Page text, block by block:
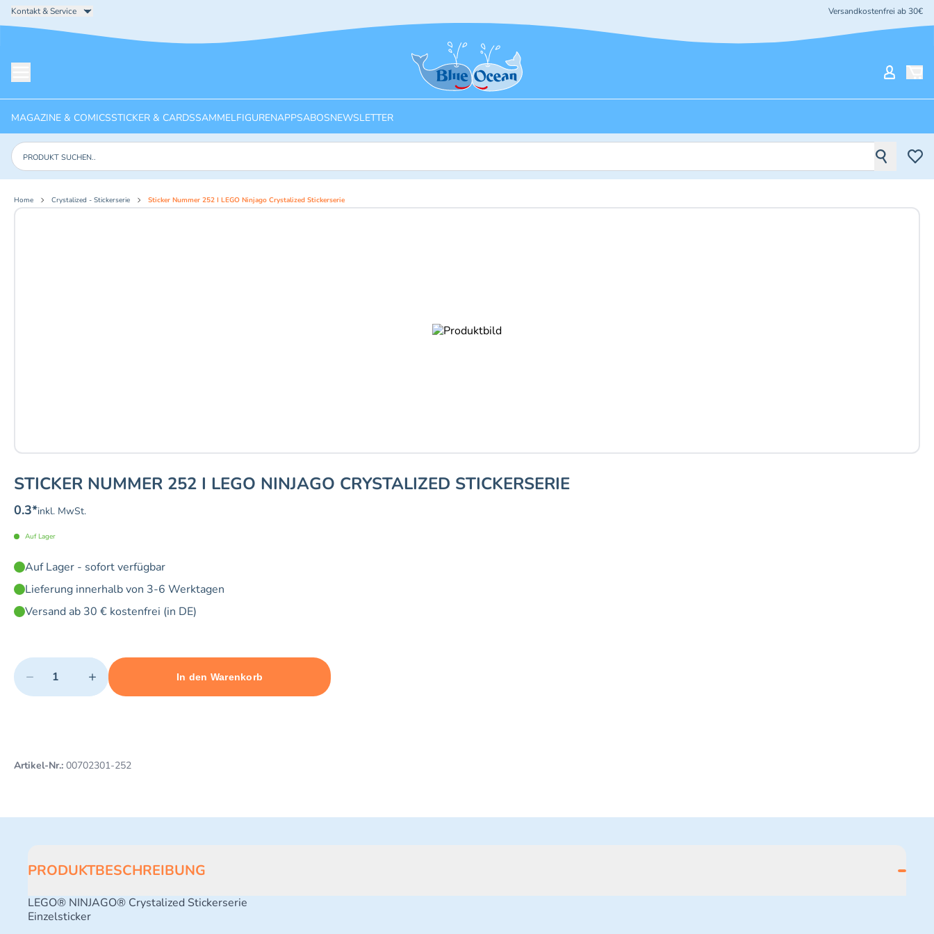
Kontakt & Service Versandkostenfrei ab 30€
Startseite
MAGAZINE & COMICSSTICKER & CARDSSAMMELFIGURENAPPSABOSNEWSLETTER
Produkte suchen
Home Crystalized - Stickerserie Sticker Nummer 252 I LEGO Ninjago Crystalized Stickerserie
STICKER NUMMER 252 I LEGO NINJAGO CRYSTALIZED STICKERSERIE
0.3*inkl. MwSt.
Auf Lager
Auf Lager - sofort verfügbar
Lieferung innerhalb von 3-6 Werktagen
Versand ab 30 € kostenfrei (in DE)
Quantity
− +
Minimum quantity: 1 Maximum quantity: 3
In den Warenkorb
Add 1 item to cart
Artikel-Nr.: 00702301-252
PRODUKTBESCHREIBUNG
LEGO® NINJAGO® Crystalized Stickerserie
Einzelsticker